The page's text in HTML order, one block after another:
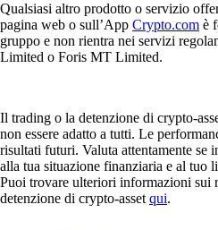
Qualsiasi altro prodotto o servizio
pagina web o sull’App Crypto.com è
gruppo e non rientra nei servizi
Limited o Foris MT Limited.
Il trading o la detenzione di crypto-
non essere adatto a tutti. Le
risultati futuri. Valuta attentamente se
alla tua situazione finanziaria e al tuo
Puoi trovare ulteriori informazioni sui
detenzione di crypto-asset qui.